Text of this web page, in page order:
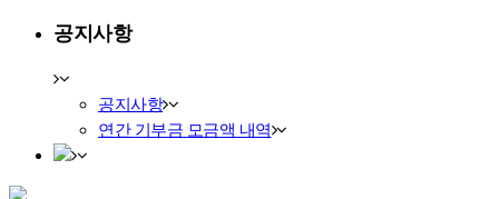
공지사항
공지사항
연간 기부금 모금액 내역